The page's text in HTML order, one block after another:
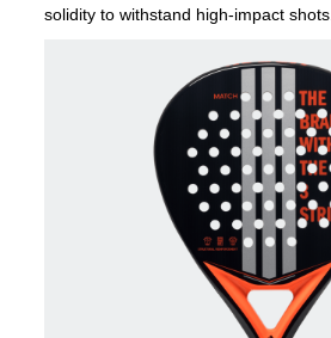
solidity to withstand high-impact shots.